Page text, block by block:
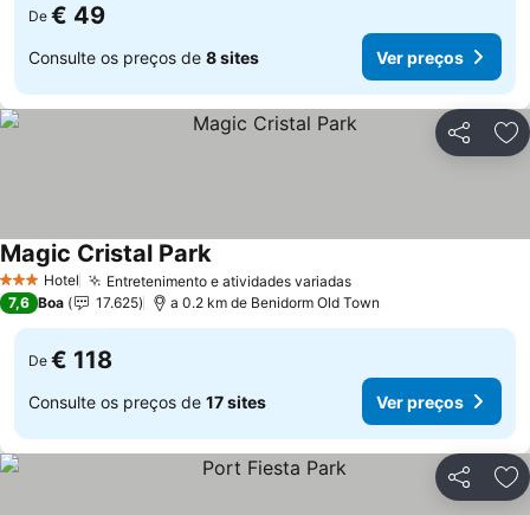
De € 49
Consulte os preços de 8 sites Ver preços
Partilhar
3 EstrelasHotel Entretenimento e atividades variadasVer preços
Magic Cristal ParkVer preços
7,6 Boa 17.625 a 0.2 km de Benidorm Old Town
De € 118
Consulte os preços de 17 sites Ver preços
Partilhar